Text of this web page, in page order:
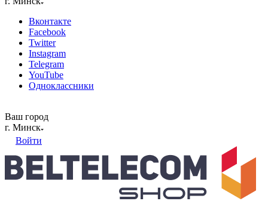
Вконтакте
Facebook
Twitter
Instagram
Telegram
YouTube
Одноклассники
Ваш город
г. Минск
Войти